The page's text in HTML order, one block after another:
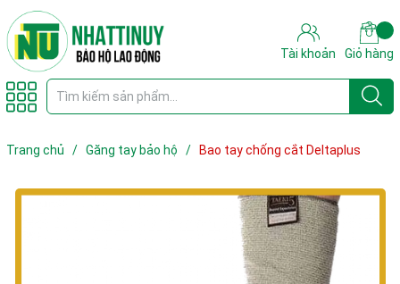
Tài khoản Giỏ hàng
Trang chủ / Găng tay bảo hộ /
Bao tay chống cắt Deltaplus